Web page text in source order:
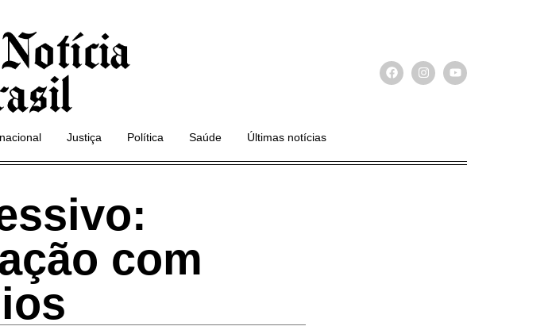
Justiça Política Saúde Últimas notícias
com